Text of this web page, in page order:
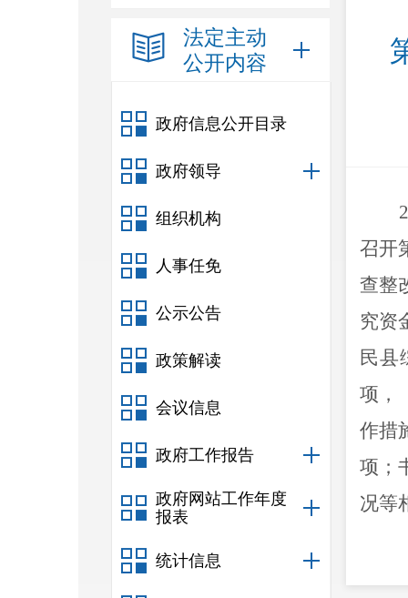
法定主动
公开内容
政府信息公开目录
政府领导
组织机构
人事任免
公示公告
政策解读
会议信息
政府工作报告
政府网站工作年度
报表
统计信息
召开
查整
究资
民县
项，
作措
项
况等